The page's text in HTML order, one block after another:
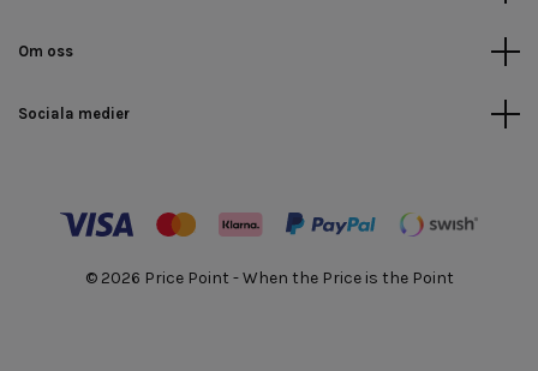
Om oss
Sociala medier
© 2026 Price Point - When the Price is the Point